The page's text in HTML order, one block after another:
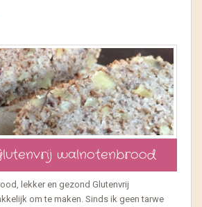
walnotenbrood
lekker en gezond Glutenvrij
om te maken. Sinds ik geen tarwe